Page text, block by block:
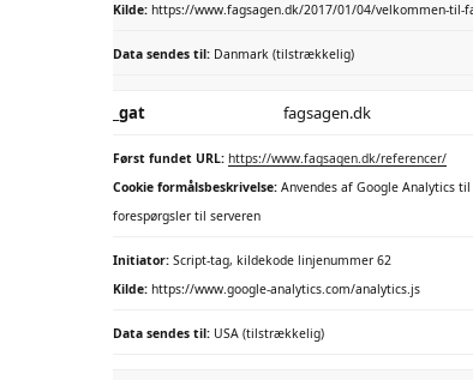
Kilde: https://www.fagsagen.dk/2017/01/04/velkommen-til-
Data sendes til: Danmark (tilstrækkelig)
_gat fagsagen.dk
Først fundet URL: https://www.fagsagen.dk/referencer/
Cookie formålsbeskrivelse: Anvendes af Google Analytics
forespørgsler til serveren
Initiator: Script-tag, kildekode linjenummer 62
Kilde: https://www.google-analytics.com/analytics.js
Data sendes til: USA (tilstrækkelig)